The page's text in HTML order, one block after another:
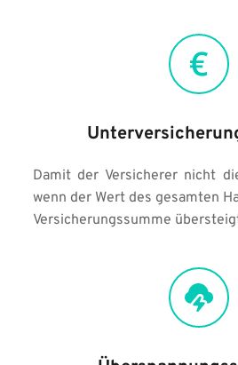
Damit der Versicherer nicht
wenn der Wert des gesamten
Versicherungssumme